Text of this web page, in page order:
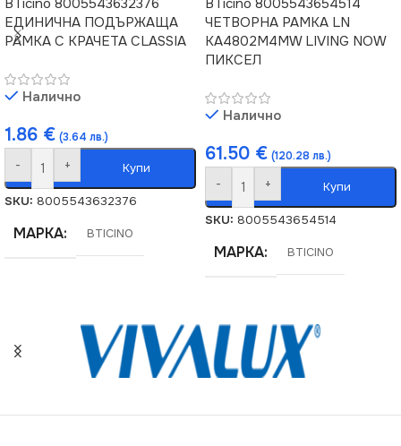
BTicino 8005543632376
ЕДИНИЧНА ПОДЪРЖАЩА
РАМКА С КРАЧЕТА CLASSIA
Налично
1.86 € (3.64 лв.)
- + Купи
SKU: 8005543632376
МАРКА BTICINO
BTicino 8005543654514
ЧЕТВОРНА РАМКА LN
KA4802M4MW LIVING NOW
ПИКСЕЛ
Налично
61.50 € (120.28 лв.)
- + Купи
SKU: 8005543654514
МАРКА BTICINO